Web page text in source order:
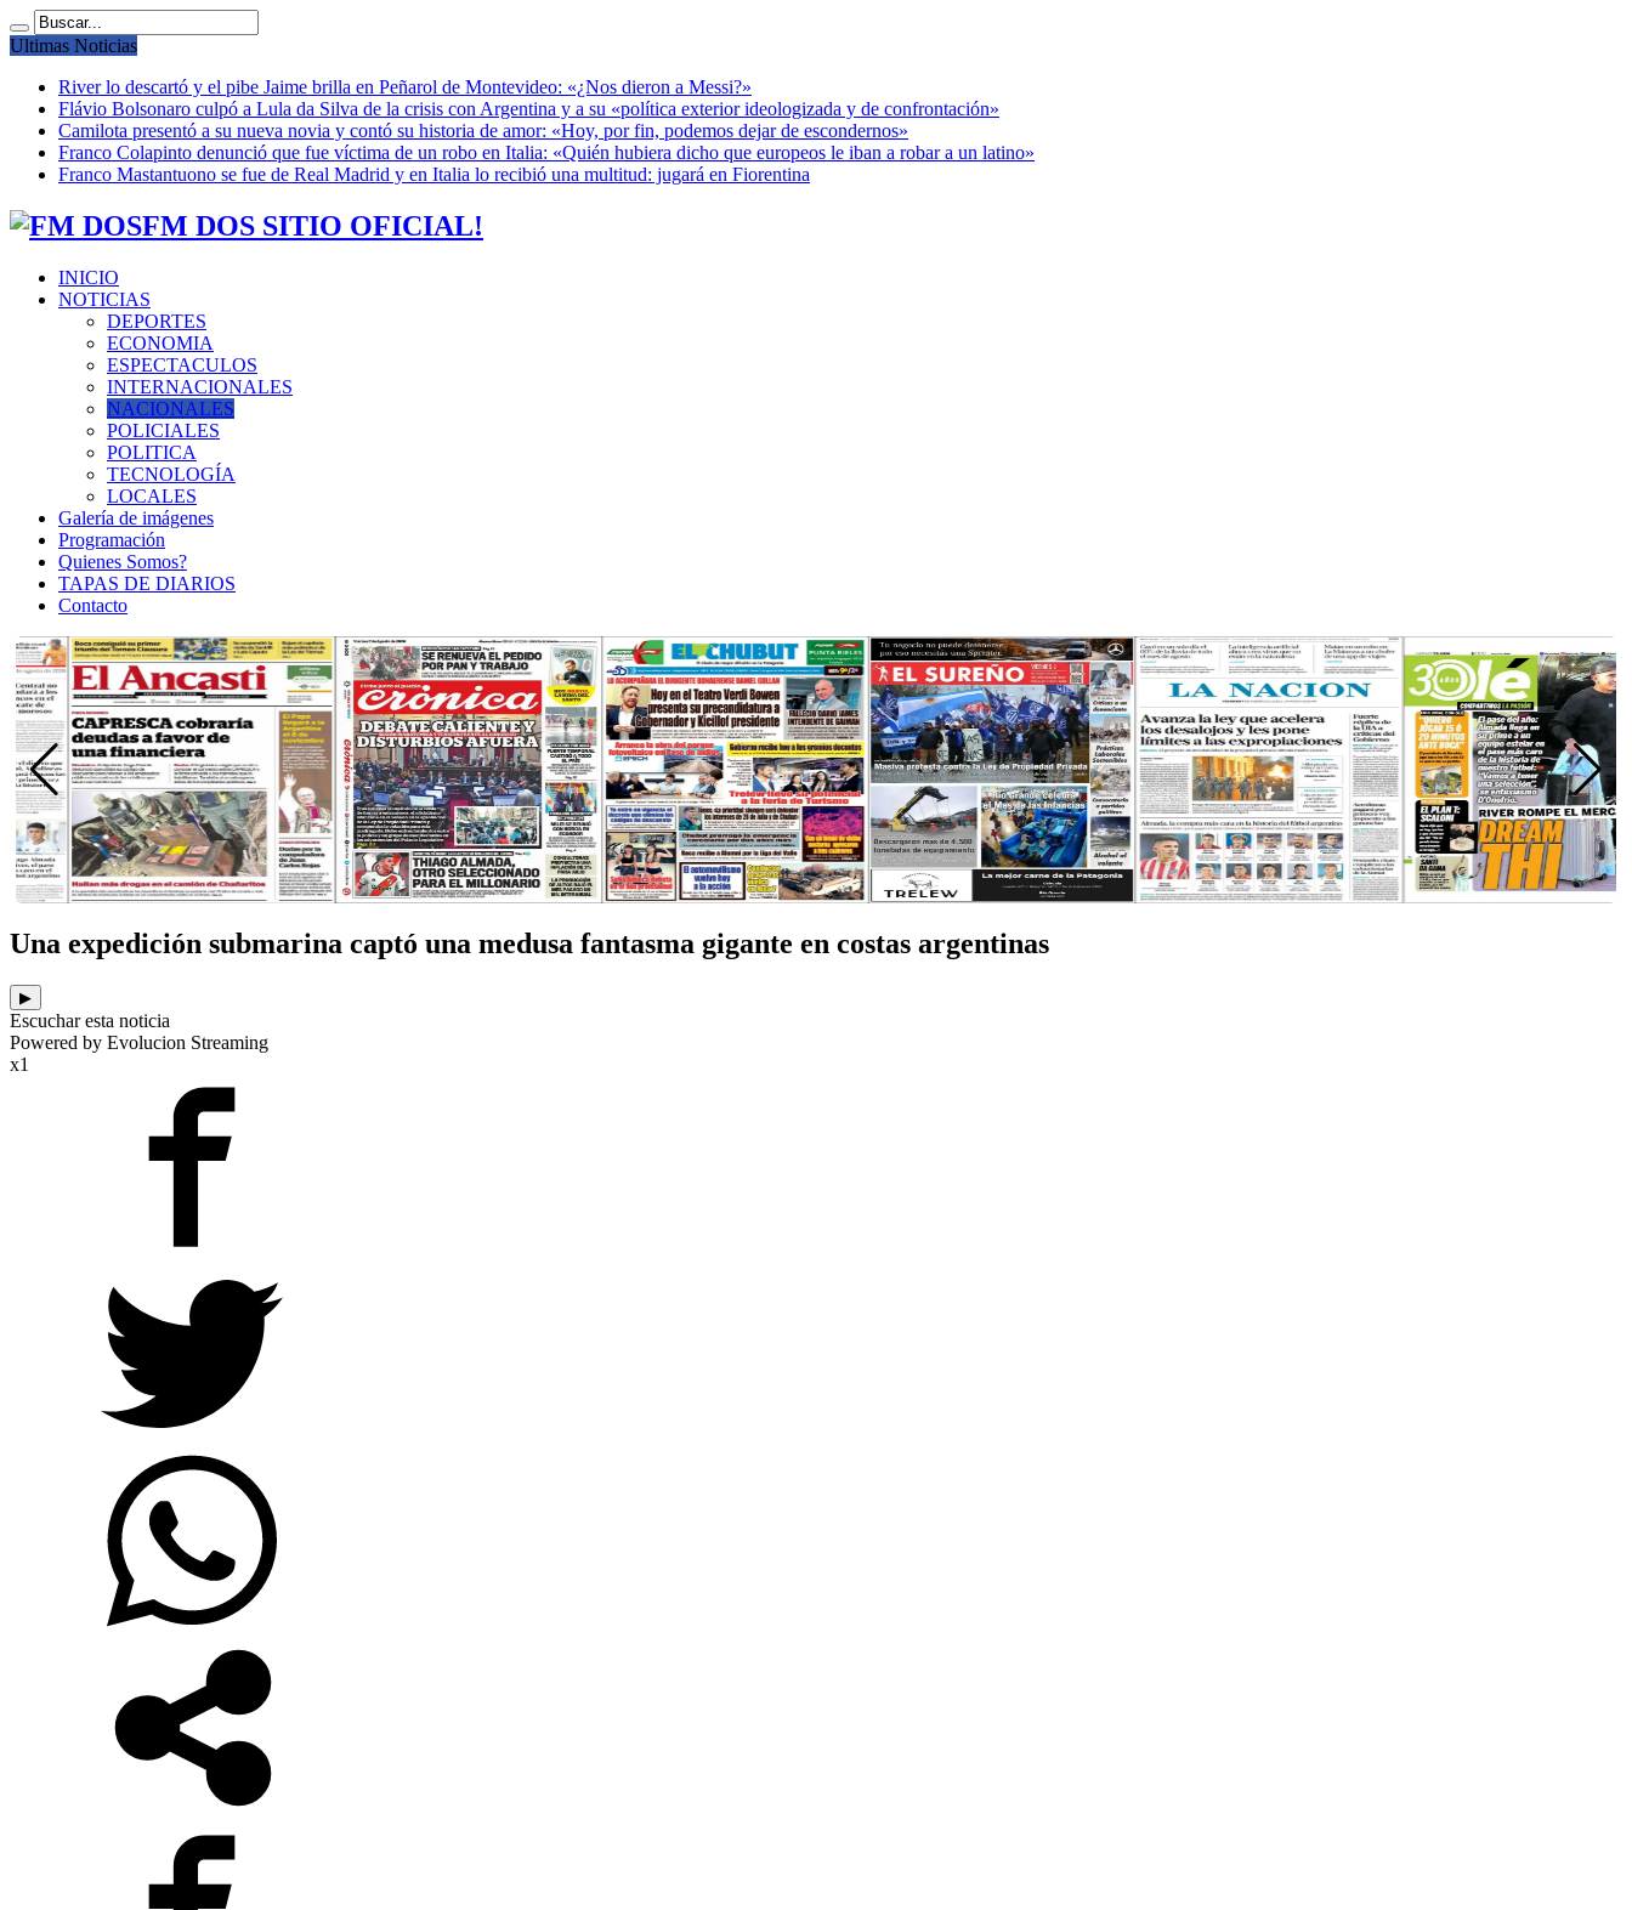
Ultimas Noticias
River lo descartó y el pibe Jaime brilla en Peñarol de Montevideo: «¿Nos dieron a Messi?»
Flávio Bolsonaro culpó a Lula da Silva de la crisis con Argentina y a su «política exterior ideologizada y de confrontación»
Camilota presentó a su nueva novia y contó su historia de amor: «Hoy, por fin, podemos dejar de escondernos»
Franco Colapinto denunció que fue víctima de un robo en Italia: «Quién hubiera dicho que europeos le iban a robar a un latino»
Franco Mastantuono se fue de Real Madrid y en Italia lo recibió una multitud: jugará en Fiorentina
FM DOS SITIO OFICIAL!
INICIO
NOTICIAS
DEPORTES
ECONOMIA
ESPECTACULOS
INTERNACIONALES
NACIONALES
POLICIALES
POLITICA
TECNOLOGÍA
LOCALES
Galería de imágenes
Programación
Quienes Somos?
TAPAS DE DIARIOS
Contacto
Una expedición submarina captó una medusa fantasma gigante en costas argentinas
▶
Escuchar esta noticia
Powered by Evolucion Streaming
x1